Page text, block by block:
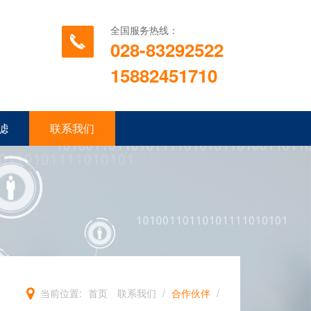
全国服务热线：
028-83292522
15882451710
联系我们
当前位置: 首页 联系我们 / 合作伙伴 /